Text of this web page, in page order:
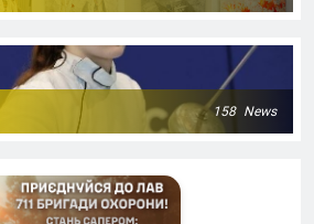
158 News